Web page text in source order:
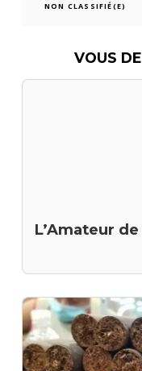
NON CLASSIFIÉ(E)
VOUS
L’Amateur de